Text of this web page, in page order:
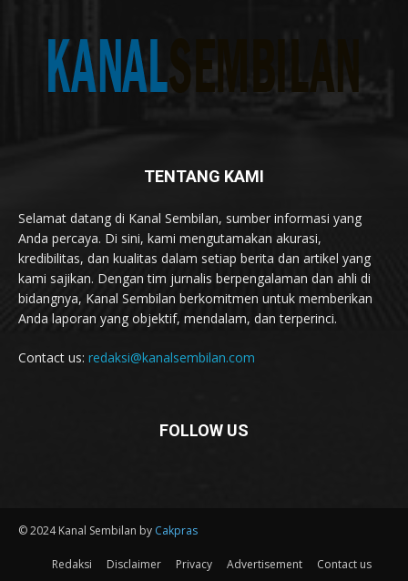
TENTANG KAMI
Selamat datang di Kanal Sembilan, sumber informasi yang
Anda percaya. Di sini, kami mengutamakan akurasi,
kredibilitas, dan kualitas dalam setiap berita dan artikel yang
kami sajikan. Dengan tim jurnalis berpengalaman dan ahli di
bidangnya, Kanal Sembilan berkomitmen untuk memberikan
Anda laporan yang objektif, mendalam, dan terperinci.
Contact us: redaksi@kanalsembilan.com
FOLLOW US
© 2024 Kanal Sembilan by Cakpras
Redaksi Disclaimer Privacy Advertisement Contact us